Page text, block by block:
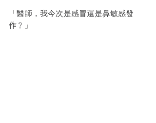
「醫師，我今次是感冒還是鼻敏感發
作﹖」